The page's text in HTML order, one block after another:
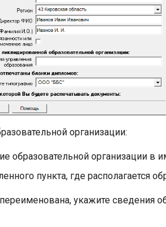
организации:
образовательной организации
пункта, где располагается
укажите сведения